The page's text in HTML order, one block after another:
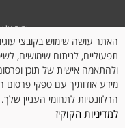
ימים א' עד ה' -
יום ו' וערבי
תפעוליים, לניתוח שימושים,
ולהתאמה אישית של תוכן
מידע אודותיך עם ספקי פרסום
הרלוונטיות לתחומי העניין
למדיניות הקוקיז